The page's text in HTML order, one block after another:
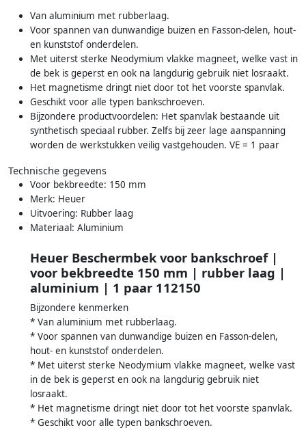
Van aluminium met rubberlaag.
Voor spannen van dunwandige buizen en Fasson-delen, hout-
en kunststof onderdelen.
Met uiterst sterke Neodymium vlakke magneet, welke vast in
de bek is geperst en ook na langdurig gebruik niet losraakt.
Het magnetisme dringt niet door tot het voorste spanvlak.
Geschikt voor alle typen bankschroeven.
Bijzondere productvoordelen: Het spanvlak bestaande uit
synthetisch speciaal rubber. Zelfs bij zeer lage aanspanning
worden de werkstukken veilig vastgehouden. VE = 1 paar
Technische gegevens
Voor bekbreedte: 150 mm
Merk: Heuer
Uitvoering: Rubber laag
Materiaal: Aluminium
Heuer Beschermbek voor bankschroef |
voor bekbreedte 150 mm | rubber laag |
aluminium | 1 paar 112150
Bijzondere kenmerken
* Van aluminium met rubberlaag.
* Voor spannen van dunwandige buizen en Fasson-delen,
hout- en kunststof onderdelen.
* Met uiterst sterke Neodymium vlakke magneet, welke vast
in de bek is geperst en ook na langdurig gebruik niet
losraakt.
* Het magnetisme dringt niet door tot het voorste spanvlak.
* Geschikt voor alle typen bankschroeven.